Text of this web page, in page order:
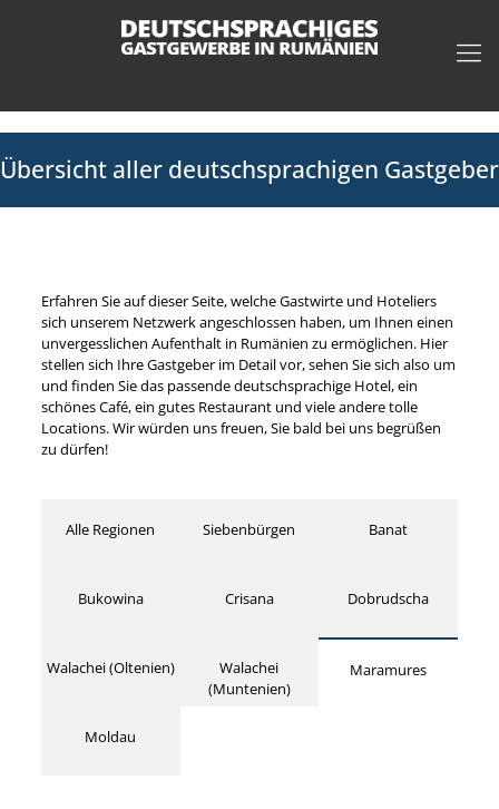
Übersicht aller deutschsprachigen Gastgeber
Erfahren Sie auf dieser Seite, welche Gastwirte und Hoteliers
sich unserem Netzwerk angeschlossen haben, um Ihnen einen
unvergesslichen Aufenthalt in Rumänien zu ermöglichen. Hier
stellen sich Ihre Gastgeber im Detail vor, sehen Sie sich also um
und finden Sie das passende deutschsprachige Hotel, ein
schönes Café, ein gutes Restaurant und viele andere tolle
Locations. Wir würden uns freuen, Sie bald bei uns begrüßen
zu dürfen!
Alle Regionen Siebenbürgen Banat
Bukowina Crisana Dobrudscha
Walachei (Oltenien)
Walachei
(Muntenien)
Maramures
Moldau